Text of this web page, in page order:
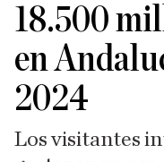
18.500
en
2024
Los visitantes